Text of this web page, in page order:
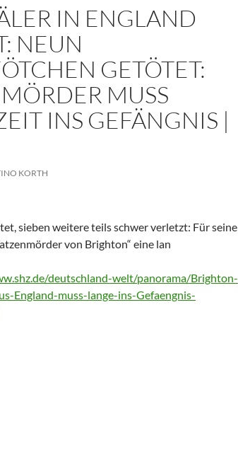
IN ENGLAND
NEUN
GETÖTET:
MUSS
INS GEFÄNGNIS |
KORTH
sieben weitere teils schwer verletzt: Für seine
von Brighton“ eine lan
deutschland-welt/panorama/Brighton-
England-muss-lange-ins-Gefaengnis-